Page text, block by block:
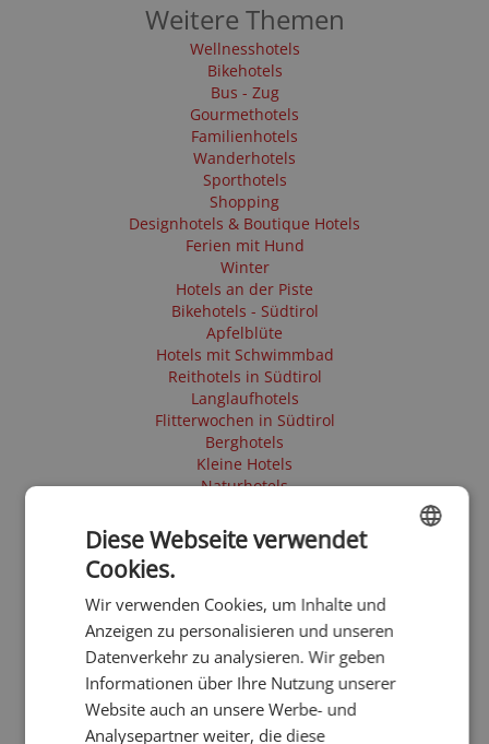
Weitere Themen
Wellnesshotels
Bikehotels
Bus - Zug
Gourmethotels
Familienhotels
Wanderhotels
Sporthotels
Shopping
Designhotels & Boutique Hotels
Ferien mit Hund
Winter
Hotels an der Piste
Bikehotels - Südtirol
Apfelblüte
Hotels mit Schwimmbad
Reithotels in Südtirol
Langlaufhotels
Flitterwochen in Südtirol
Berghotels
Kleine Hotels
Naturhotels
Glutenfreie Hotels
Barrierefreie Hotels
Frühling
Sommer
Herbst
Skihotels
4 Sterne Hotels
E-Mobility
Bikehotels - Südtirol
GERMAN
Diese Webseite verwendet
Cookies.
Wir verwenden Cookies, um Inhalte und
Anzeigen zu personalisieren und unseren
Datenverkehr zu analysieren. Wir geben
Informationen über Ihre Nutzung unserer
Website auch an unsere Werbe- und
Analysepartner weiter, die diese